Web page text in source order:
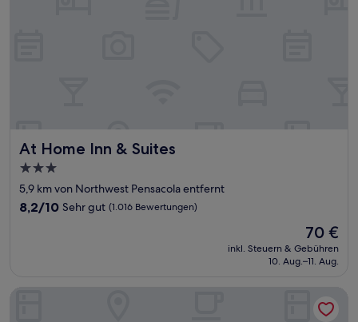
At Home Inn & Suites
At Home Inn & Suites
3.0-
Sterne-
Unterkunft
5,9 km von Northwest Pensacola entfernt
8.2
Bewertungen)
8,2/10 Sehr gut (1.016 Bewertungen)
Der
Preis
beträgt
70 €
inkl. Steuern & Gebühren
10. Aug.–11. Aug.
Woodspring Suites Pensacola West